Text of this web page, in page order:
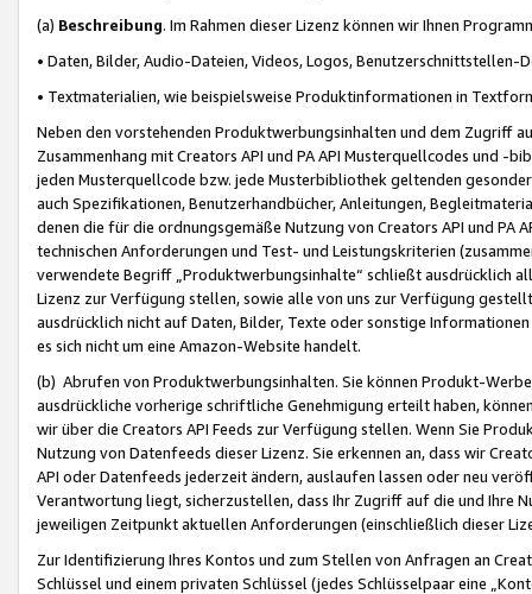
(a) Beschreibung. Im Rahmen dieser Lizenz können wir Ihnen
• Daten, Bilder, Audio-Dateien, Videos, Logos, Benutzerschnittstellen-
• Textmaterialien, wie beispielsweise Produktinformationen in
Neben den vorstehenden Produktwerbungsinhalten und dem Zugriff
Zusammenhang mit Creators API und PA API Musterquellcodes und
jeden Musterquellcode bzw. jede Musterbibliothek geltenden
auch Spezifikationen, Benutzerhandbücher, Anleitungen,
denen die für die ordnungsgemäße Nutzung von Creators API und PA
technischen Anforderungen und Test- und Leistungskriterien
verwendete Begriff „Produktwerbungsinhalte“ schließt ausdrücklich
Lizenz zur Verfügung stellen, sowie alle von uns zur Verfügung
ausdrücklich nicht auf Daten, Bilder, Texte oder sonstige
es sich nicht um eine Amazon-Website handelt.
(b) Abrufen von Produktwerbungsinhalten. Sie können Produkt-
ausdrückliche vorherige schriftliche Genehmigung erteilt haben,
wir über die Creators API Feeds zur Verfügung stellen. Wenn Sie
Nutzung von Datenfeeds dieser Lizenz. Sie erkennen an, dass wir
API oder Datenfeeds jederzeit ändern, auslaufen lassen oder neu
Verantwortung liegt, sicherzustellen, dass Ihr Zugriff auf die und Ihre
jeweiligen Zeitpunkt aktuellen Anforderungen (einschließlich dieser
Zur Identifizierung Ihres Kontos und zum Stellen von Anfragen an
Schlüssel und einem privaten Schlüssel (jedes Schlüsselpaar eine